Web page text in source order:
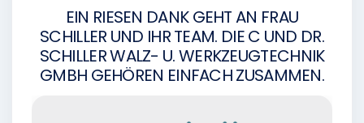
EIN RIESEN DANK GEHT AN FRAU
SCHILLER UND IHR TEAM. DIE C UND DR.
SCHILLER WALZ- U. WERKZEUGTECHNIK
GMBH GEHÖREN EINFACH ZUSAMMEN.